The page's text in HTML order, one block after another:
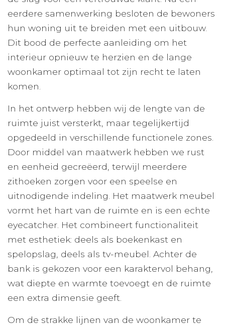
eerdere samenwerking besloten de bewoners
hun woning uit te breiden met een uitbouw.
Dit bood de perfecte aanleiding om het
interieur opnieuw te herzien en de lange
woonkamer optimaal tot zijn recht te laten
komen.
In het ontwerp hebben wij de lengte van de
ruimte juist versterkt, maar tegelijkertijd
opgedeeld in verschillende functionele zones.
Door middel van maatwerk hebben we rust
en eenheid gecreëerd, terwijl meerdere
zithoeken zorgen voor een speelse en
uitnodigende indeling. Het maatwerk meubel
vormt het hart van de ruimte en is een echte
eyecatcher. Het combineert functionaliteit
met esthetiek: deels als boekenkast en
spelopslag, deels als tv-meubel. Achter de
bank is gekozen voor een karaktervol behang,
wat diepte en warmte toevoegt en de ruimte
een extra dimensie geeft.
Om de strakke lijnen van de woonkamer te